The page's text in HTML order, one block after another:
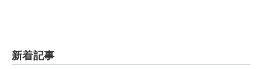
新着記事